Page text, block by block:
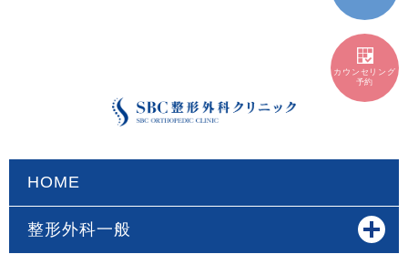
HOME
整形外科一般
カウンセリング
予約